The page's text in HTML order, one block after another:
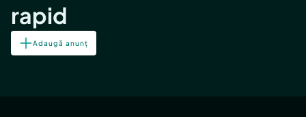
rapid
Adaugă anunț